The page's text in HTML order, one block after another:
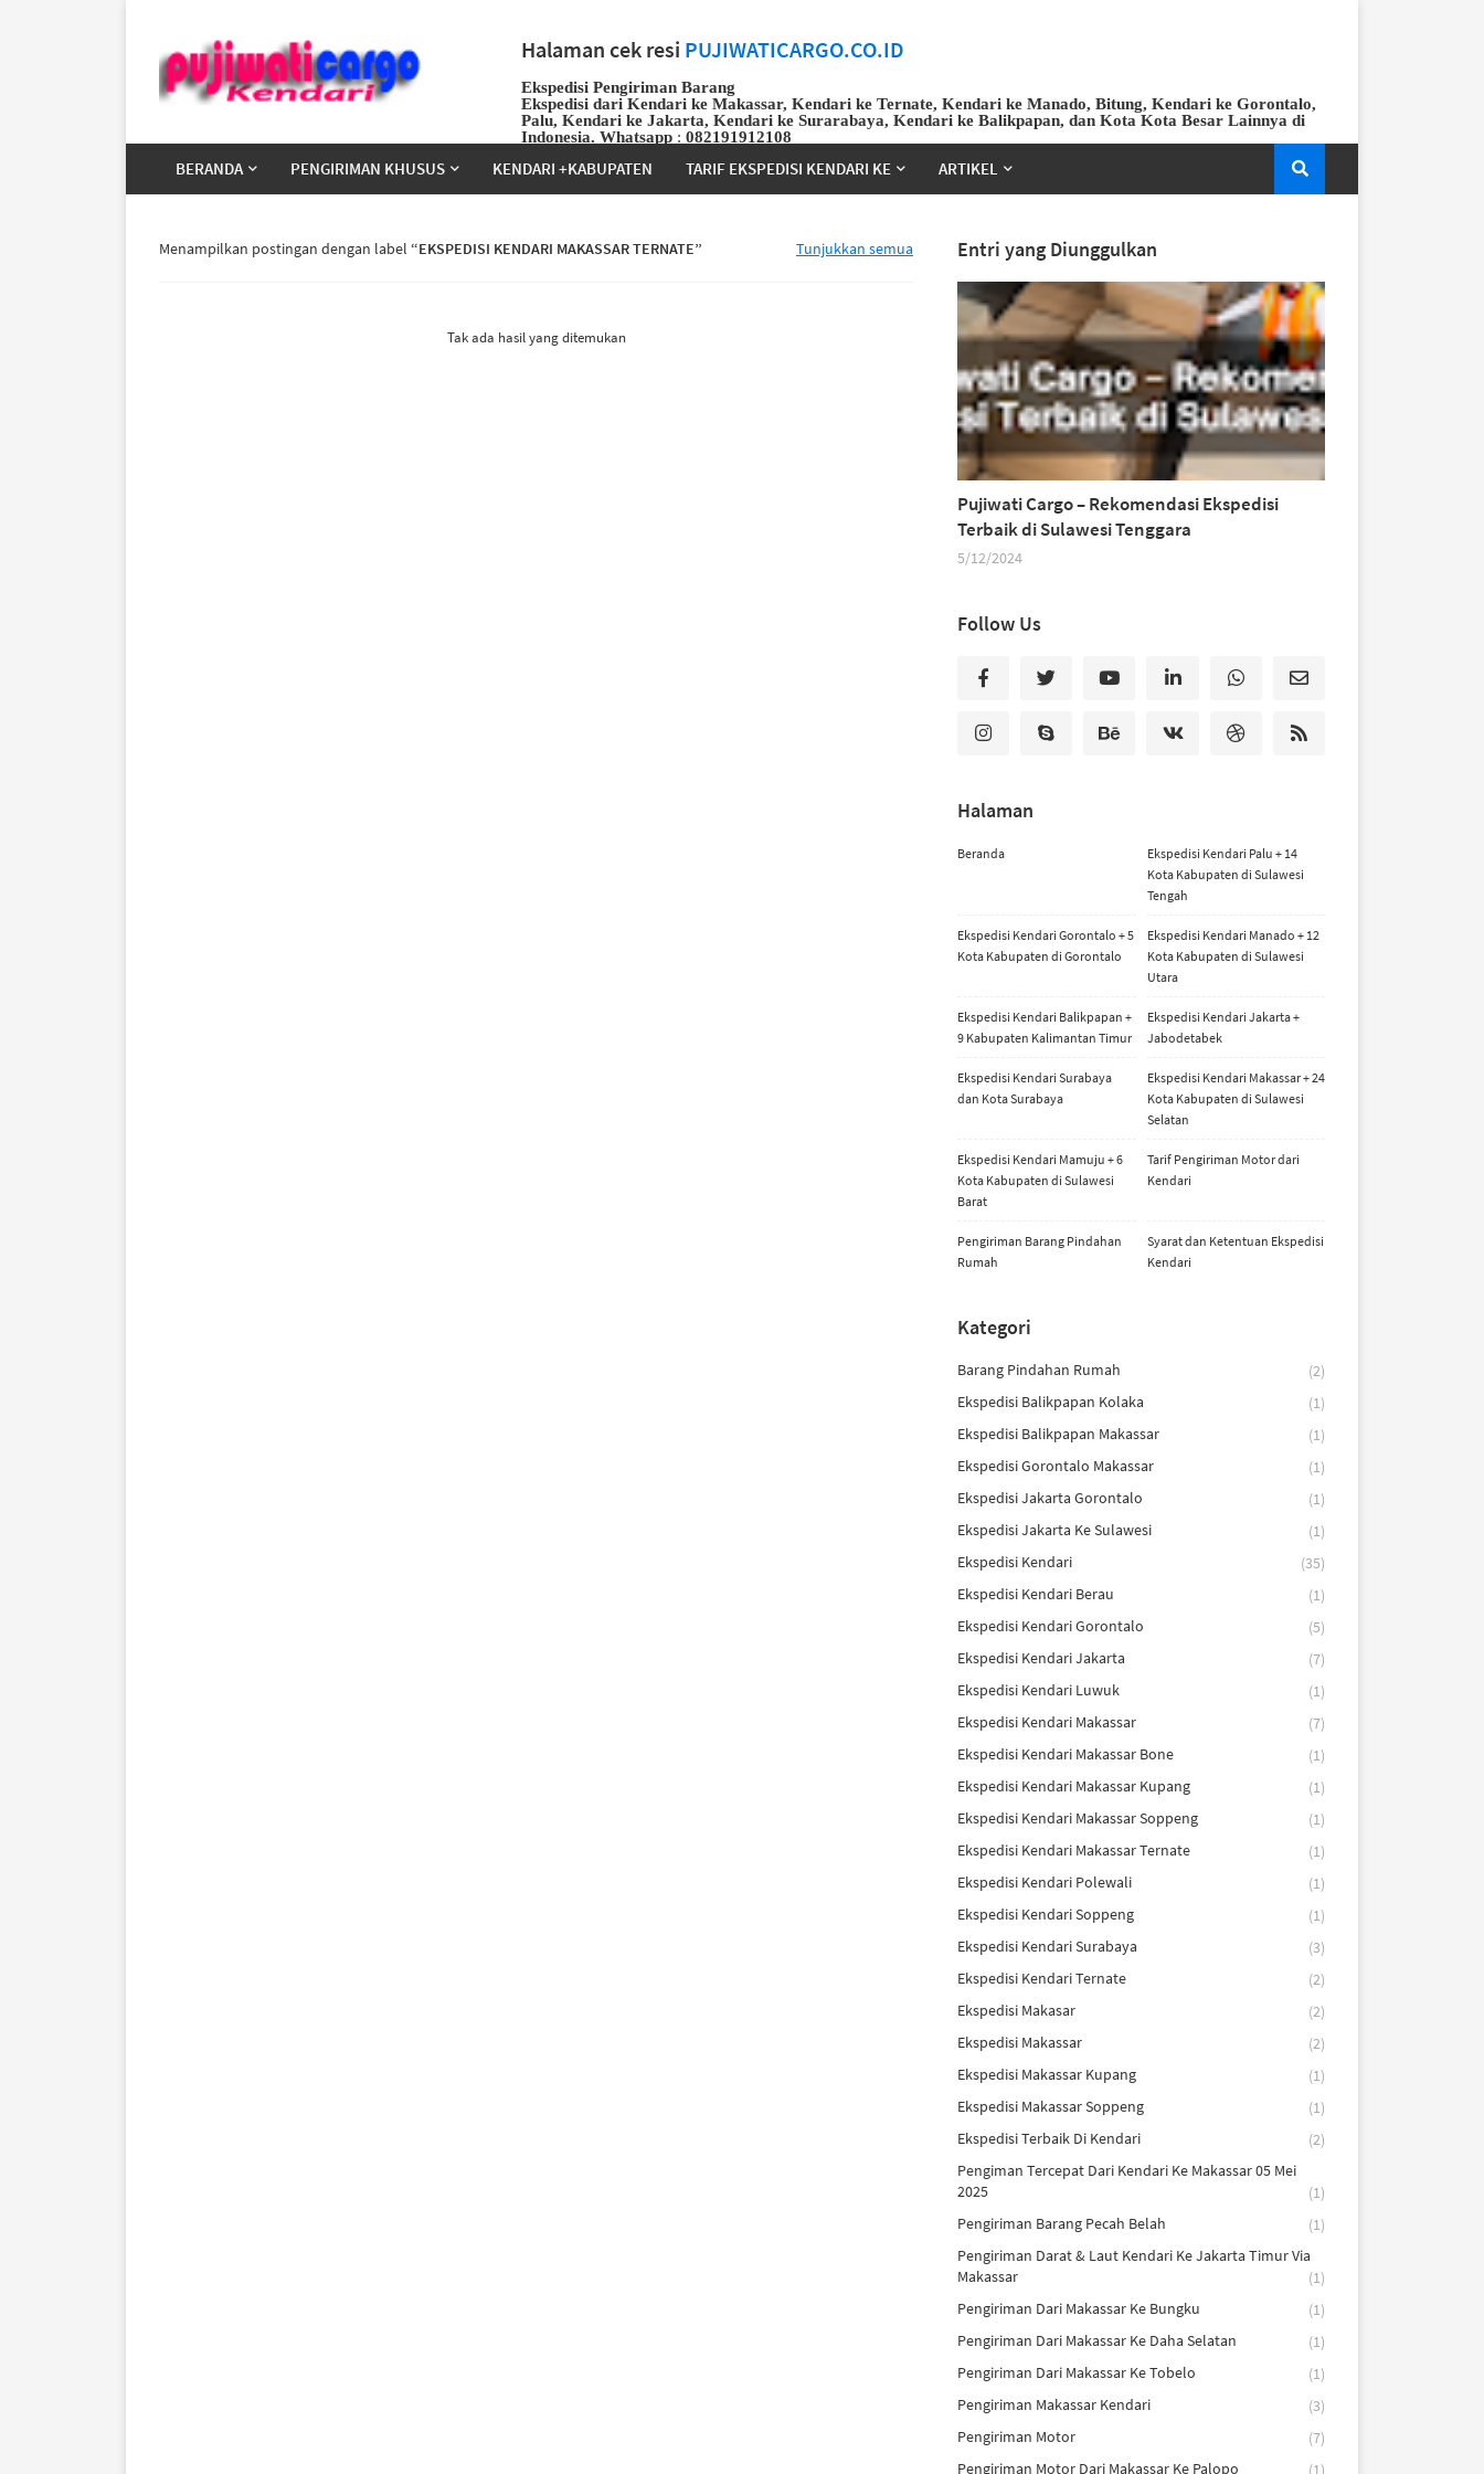
Halaman cek resi PUJIWATICARGO.CO.ID
Ekspedisi Pengiriman Barang
Ekspedisi dari Kendari ke Makassar, Kendari ke Ternate, Kendari ke Manado, Bitung, Kendari ke Gorontalo,
Palu, Kendari ke Jakarta, Kendari ke Surarabaya, Kendari ke Balikpapan, dan Kota Kota Besar Lainnya di
Indonesia. Whatsapp : 082191912108
BERANDA PENGIRIMAN KHUSUS KENDARI +KABUPATEN TARIF EKSPEDISI KENDARI KE ARTIKEL
Menampilkan postingan dengan label EKSPEDISI KENDARI MAKASSAR TERNATE Tunjukkan semua
Tak ada hasil yang ditemukan
Entri yang Diunggulkan
Pujiwati Cargo – Rekomendasi Ekspedisi
Terbaik di Sulawesi Tenggara
5/12/2024
Follow Us
Halaman
Beranda
Ekspedisi Kendari Palu + 14
Kota Kabupaten di Sulawesi
Tengah
Ekspedisi Kendari Gorontalo + 5
Kota Kabupaten di Gorontalo
Ekspedisi Kendari Manado + 12
Kota Kabupaten di Sulawesi
Utara
Ekspedisi Kendari Balikpapan +
9 Kabupaten Kalimantan Timur
Ekspedisi Kendari Jakarta +
Jabodetabek
Ekspedisi Kendari Surabaya
dan Kota Surabaya
Ekspedisi Kendari Makassar + 24
Kota Kabupaten di Sulawesi
Selatan
Ekspedisi Kendari Mamuju + 6
Kota Kabupaten di Sulawesi
Barat
Tarif Pengiriman Motor dari
Kendari
Pengiriman Barang Pindahan
Rumah
Syarat dan Ketentuan Ekspedisi
Kendari
Kategori
Barang Pindahan Rumah
(2)
Ekspedisi Balikpapan Kolaka
(1)
Ekspedisi Balikpapan Makassar
(1)
Ekspedisi Gorontalo Makassar
(1)
Ekspedisi Jakarta Gorontalo
(1)
Ekspedisi Jakarta Ke Sulawesi
(1)
Ekspedisi Kendari
(35)
Ekspedisi Kendari Berau
(1)
Ekspedisi Kendari Gorontalo
(5)
Ekspedisi Kendari Jakarta
(7)
Ekspedisi Kendari Luwuk
(1)
Ekspedisi Kendari Makassar
(7)
Ekspedisi Kendari Makassar Bone
(1)
Ekspedisi Kendari Makassar Kupang
(1)
Ekspedisi Kendari Makassar Soppeng
(1)
Ekspedisi Kendari Makassar Ternate
(1)
Ekspedisi Kendari Polewali
(1)
Ekspedisi Kendari Soppeng
(1)
Ekspedisi Kendari Surabaya
(3)
Ekspedisi Kendari Ternate
(2)
Ekspedisi Makasar
(2)
Ekspedisi Makassar
(2)
Ekspedisi Makassar Kupang
(1)
Ekspedisi Makassar Soppeng
(1)
Ekspedisi Terbaik Di Kendari
(2)
Pengiman Tercepat Dari Kendari Ke Makassar 05 Mei
2025
(1)
Pengiriman Barang Pecah Belah
(1)
Pengiriman Darat & Laut Kendari Ke Jakarta Timur Via
Makassar
(1)
Pengiriman Dari Makassar Ke Bungku
(1)
Pengiriman Dari Makassar Ke Daha Selatan
(1)
Pengiriman Dari Makassar Ke Tobelo
(1)
Pengiriman Makassar Kendari
(3)
Pengiriman Motor
(7)
Pengiriman Motor Dari Makassar Ke Palopo
(1)